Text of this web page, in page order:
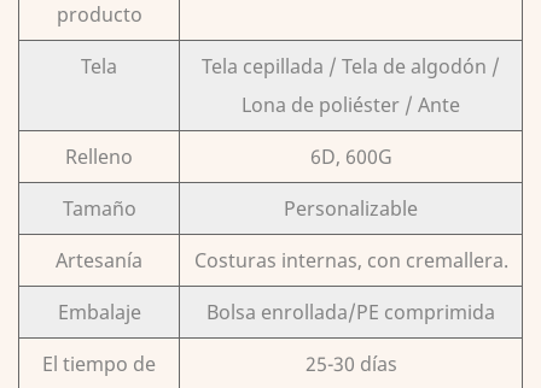
producto
Tela
Tela cepillada / Tela de algodón /
Lona de poliéster / Ante
Relleno
6D, 600G
Tamaño
Personalizable
Artesanía
Costuras internas, con cremallera.
Embalaje
Bolsa enrollada/PE comprimida
El tiempo de
25-30 días